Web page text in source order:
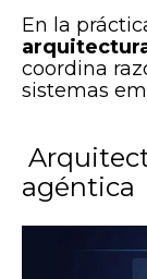
En la
coordina
sistemas
agéntica